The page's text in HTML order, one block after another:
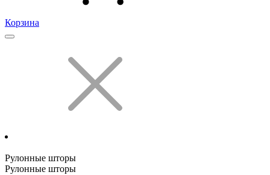
Корзина
Рулонные шторы
Рулонные шторы